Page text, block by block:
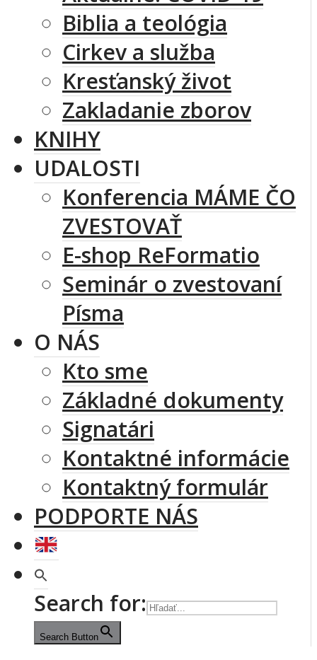
Biblia a teológia
Cirkev a služba
Kresťanský život
Zakladanie zborov
KNIHY
UDALOSTI
Konferencia MÁME ČO
ZVESTOVAŤ
E-shop ReFormatio
Seminár o zvestovaní
Písma
O NÁS
Kto sme
Základné dokumenty
Signatári
Kontaktné informácie
Kontaktný formulár
PODPORTE NÁS
Search for:
Search Button